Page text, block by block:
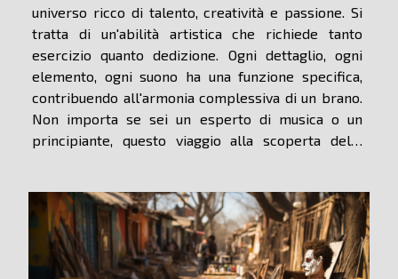
universo ricco di talento, creatività e passione. Si
tratta di un'abilità artistica che richiede tanto
esercizio quanto dedizione. Ogni dettaglio, ogni
elemento, ogni suono ha una funzione specifica,
contribuendo all'armonia complessiva di un brano.
Non importa se sei un esperto di musica o un
principiante, questo viaggio alla scoperta della